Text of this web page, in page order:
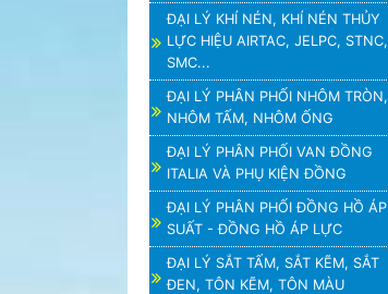
ĐẠI LÝ KHÍ NÉN, KHÍ NÉN THỦY
LỰC HIỆU AIRTAC, JELPC, STNC,
SMC...
ĐẠI LÝ PHÂN PHỐI NHÔM TRÒN,
NHÔM TẤM, NHÔM ỐNG
ĐẠI LÝ PHÂN PHỐI VAN ĐỒNG
ITALIA VÀ PHỤ KIỆN ĐỒNG
ĐẠI LÝ PHÂN PHỐI ĐỒNG HỒ ÁP
SUẤT - ĐỒNG HỒ ÁP LỰC
ĐẠI LÝ SẮT TẤM, SẮT KẼM, SẮT
ĐEN, TÔN KẼM, TÔN MÀU